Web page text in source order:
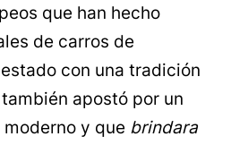
que han hecho
de carros de
con una tradición
apostó por un
y que brindara